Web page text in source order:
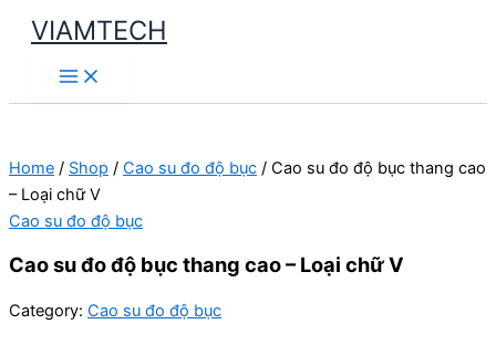
Skip
content
VIAMTECH
Main
Menu
Home / Shop / Cao su đo độ bục / Cao su đo độ bục thang cao
– Loại chữ V
Cao su đo độ bục
Cao su đo độ bục thang cao – Loại chữ V
Category: Cao su đo độ bục